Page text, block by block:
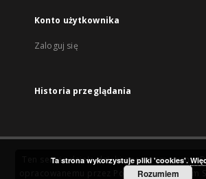
Konto użytkownika
Zaloguj się
Historia przeglądania
Ten serwis działa dzięki oprogramowaniu
Poznańskie
Ta strona wykorzystuje pliki 'cookies'.
Rozumiem